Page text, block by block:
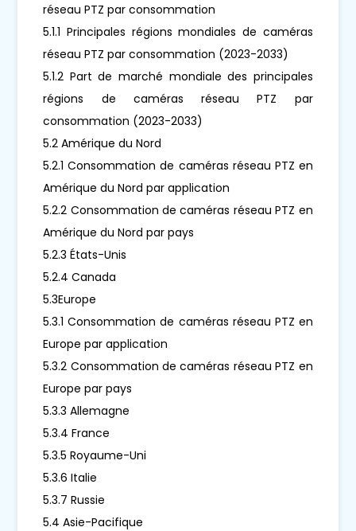
réseau PTZ par consommation
5.1.1 Principales régions mondiales de caméras
réseau PTZ par consommation (2023-2033)
5.1.2 Part de marché mondiale des principales
régions de caméras réseau PTZ par
consommation (2023-2033)
5.2 Amérique du Nord
5.2.1 Consommation de caméras réseau PTZ en
Amérique du Nord par application
5.2.2 Consommation de caméras réseau PTZ en
Amérique du Nord par pays
5.2.3 États-Unis
5.2.4 Canada
5.3Europe
5.3.1 Consommation de caméras réseau PTZ en
Europe par application
5.3.2 Consommation de caméras réseau PTZ en
Europe par pays
5.3.3 Allemagne
5.3.4 France
5.3.5 Royaume-Uni
5.3.6 Italie
5.3.7 Russie
5.4 Asie-Pacifique